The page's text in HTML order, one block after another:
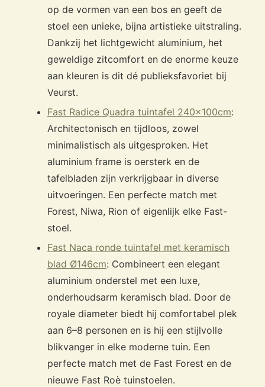
op de vormen van een bos en geeft de
stoel een unieke, bijna artistieke uitstraling.
Dankzij het lichtgewicht aluminium, het
geweldige zitcomfort en de enorme keuze
aan kleuren is dit dé publieksfavoriet bij
Veurst.
Fast Radice Quadra tuintafel 240x100cm:
Architectonisch en tijdloos, zowel
minimalistisch als uitgesproken. Het
aluminium frame is oersterk en de
tafelbladen zijn verkrijgbaar in diverse
uitvoeringen. Een perfecte match met
Forest, Niwa, Rion of eigenlijk elke Fast-
stoel.
Fast Naca ronde tuintafel met keramisch
blad Ø146cm: Combineert een elegant
aluminium onderstel met een luxe,
onderhoudsarm keramisch blad. Door de
royale diameter biedt hij comfortabel plek
aan 6–8 personen en is hij een stijlvolle
blikvanger in elke moderne tuin. Een
perfecte match met de Fast Forest en de
nieuwe Fast Roè tuinstoelen.